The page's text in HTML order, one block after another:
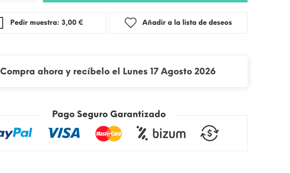
Pedir muestra: 3,00 € Añadir a la lista de deseos
Compra ahora y recíbelo el Lunes 17 Agosto 2026
Pago Seguro Garantizado